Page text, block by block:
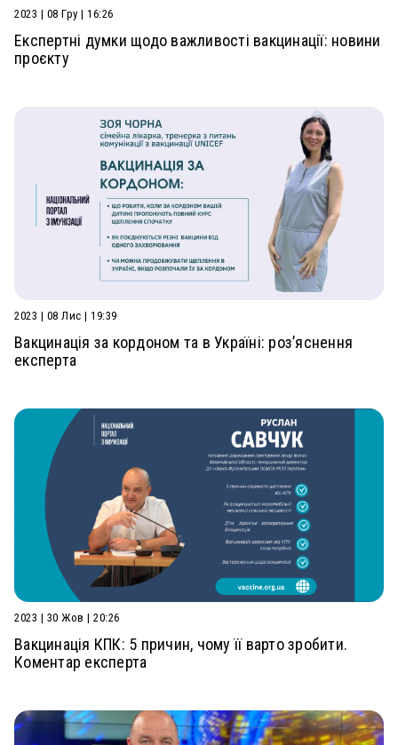
2023 | 08 Гру | 16:26
Експертні думки щодо важливості вакцинації: новини
проєкту
2023 | 08 Лис | 19:39
Вакцинація за кордоном та в Україні: роз’яснення
експерта
2023 | 30 Жов | 20:26
Вакцинація КПК: 5 причин, чому її варто зробити.
Коментар експерта